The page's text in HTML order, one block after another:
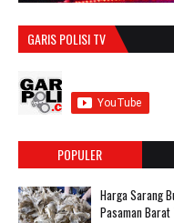
GARIS POLISI TV
POPULER
Harga Sarang
Pasaman